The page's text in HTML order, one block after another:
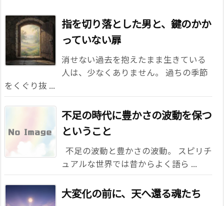
指を切り落とした男と、鍵のかか
っていない扉
消せない過去を抱えたまま生きている
人は、少なくありません。 過ちの季節
をくぐり抜 ...
不足の時代に豊かさの波動を保つ
ということ
不足の波動と豊かさの波動。 スピリチ
ュアルな世界では昔からよく語ら ...
大変化の前に、天へ還る魂たち